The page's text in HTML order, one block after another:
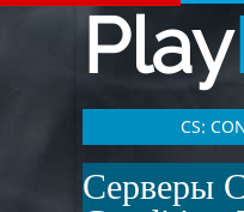
Play
CS:
Серверы